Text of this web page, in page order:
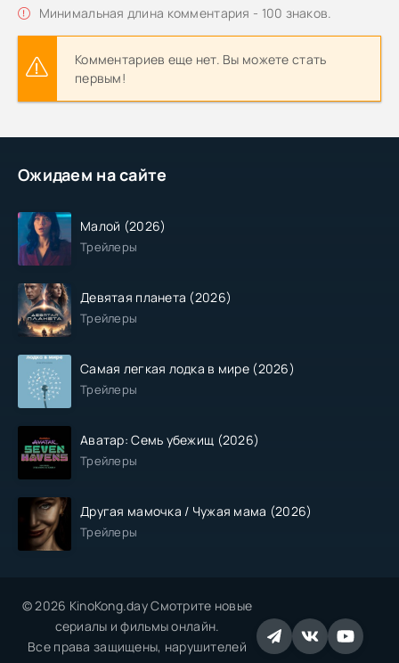
Ожидаем на сайте
Малой (2026)
Трейлеры
Девятая планета (2026)
Трейлеры
Самая легкая лодка в мире (2026)
Трейлеры
Аватар: Семь убежищ (2026)
Трейлеры
Другая мамочка / Чужая мама (2026)
Трейлеры
Минимальная длина комментария - 100 знаков.
Комментариев еще нет. Вы можете стать
первым!
© 2026 KinoKong.day Смотрите новые
сериалы и фильмы онлайн.
Все права защищены, нарушителей